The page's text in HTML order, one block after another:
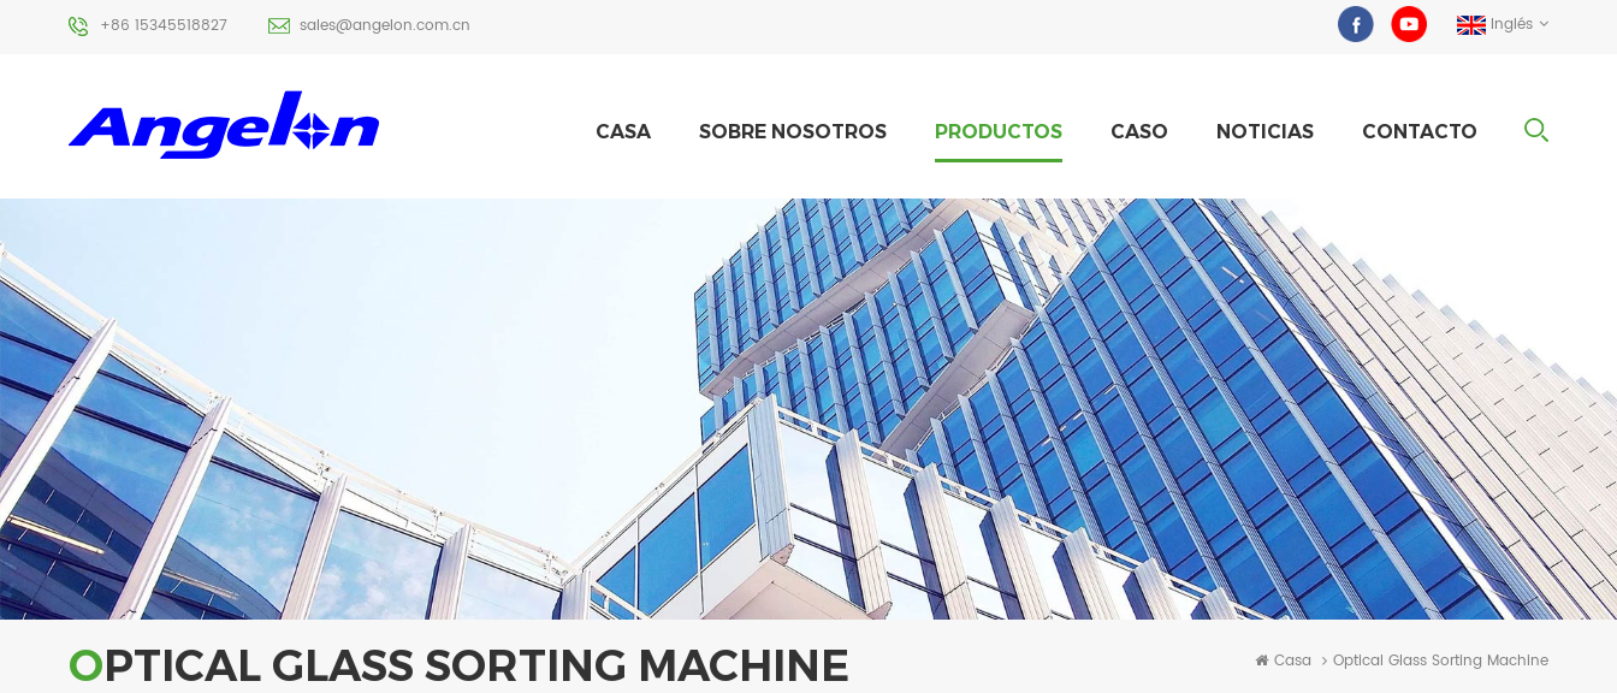
+86 15345518827 sales@angelon.com.cn Inglés
CASA SOBRE NOSOTROS PRODUCTOS CASO NOTICIAS CONTACTO
OPTICAL GLASS SORTING MACHINE Casa Optical Glass Sorting Machine